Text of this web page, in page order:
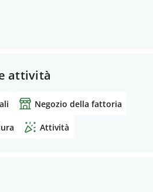
attività
Negozio della fattoria
Attività